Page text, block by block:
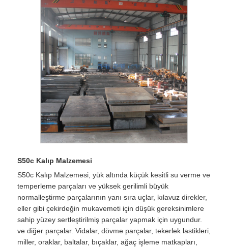
S50c Kalıp Malzemesi
S50c Kalıp Malzemesi, yük altında küçük kesitli su verme ve
temperleme parçaları ve yüksek gerilimli büyük
normalleştirme parçalarının yanı sıra uçlar, kılavuz direkler,
eller gibi çekirdeğin mukavemeti için düşük gereksinimlere
sahip yüzey sertleştirilmiş parçalar yapmak için uygundur.
ve diğer parçalar. Vidalar, dövme parçalar, tekerlek lastikleri,
miller, oraklar, baltalar, bıçaklar, ağaç işleme matkapları,